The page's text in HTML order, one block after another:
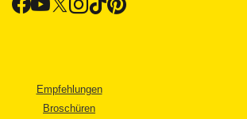
Empfehlungen
Broschüren